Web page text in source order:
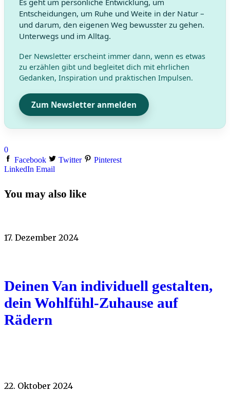
Entscheidungen, um Ruhe und Weite in der Natur –
und darum, den eigenen Weg bewusster zu gehen.
Unterwegs und im Alltag.
Der Newsletter erscheint immer dann, wenn es etwas
zu erzählen gibt und begleitet dich mit ehrlichen
Gedanken, Inspiration und praktischen Impulsen.
Zum Newsletter anmelden
0
Facebook
Twitter
Pinterest
LinkedIn Email
You may also like
17. Dezember 2024
Deinen Van individuell gestalten,
dein Wohlfühl-Zuhause auf
Rädern
22. Oktober 2024